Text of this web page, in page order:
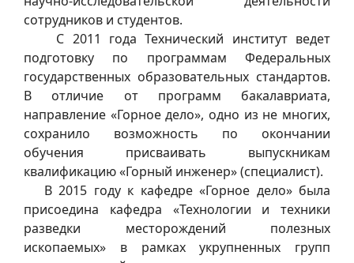
сотрудников и студентов.
С 2011 года Технический институт ведет
подготовку по программам Федеральных
государственных образовательных стандартов.
В отличие от программ бакалавриата,
направление «Горное дело», одно из не многих,
сохранило возможность по окончании
обучения присваивать выпускникам
квалификацию «Горный инженер» (специалист).
В 2015 году к кафедре «Горное дело» была
присоедина кафедра «Технологии и техники
разведки месторождений полезных
ископаемых» в рамках укрупненных групп